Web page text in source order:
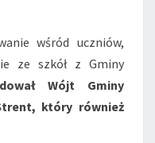
wśród uczniów,
ze szkół z Gminy
Wójt Gminy
który również